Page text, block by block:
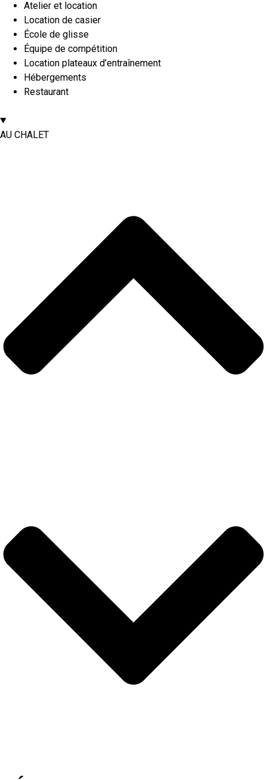
Atelier et location
Location de casier
École de glisse
Équipe de compétition
Location plateaux d’entraînement
Hébergements
Restaurant
AU CHALET